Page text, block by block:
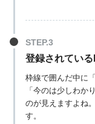
登録されてい
枠線で囲んだ中に
「今のは少しわか
のが見えますよね
す。